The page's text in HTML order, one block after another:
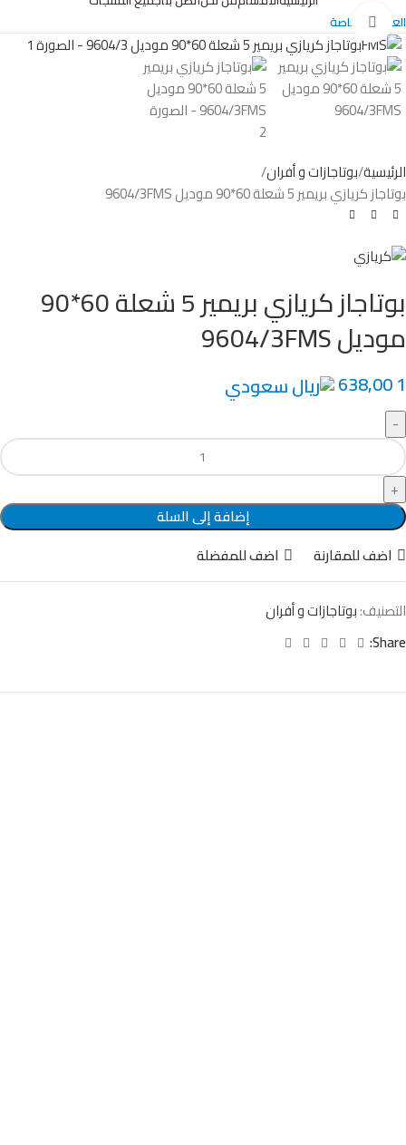
العروض الخاصةClick to enlarge
الرئيسية بوتاجازات و أفران
بوتاجاز كريازي بريمير 5 شعلة 60*90 موديل 9604/3FMS
بوتاجاز كريازي بريمير 5 شعلة 60*90
موديل 9604/3FMS
1 638,00
إضافة إلى السلة
اضف للمقارنة
اضف للمفضلة
التصنيف:بوتاجازات و أفران
Share: